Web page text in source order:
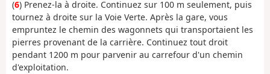
(6) Prenez-la à droite. Continuez sur 100 m seulement, puis
tournez à droite sur la Voie Verte. Après la gare, vous
empruntez le chemin des wagonnets qui transportaient les
pierres provenant de la carrière. Continuez tout droit
pendant 1200 m pour parvenir au carrefour d'un chemin
d'exploitation.